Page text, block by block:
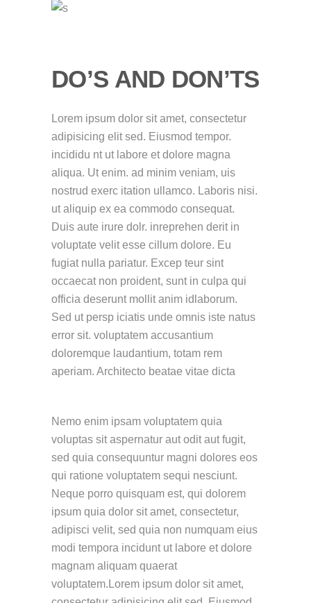
DO’S AND DON’TS
Lorem ipsum dolor sit amet, consectetur
adipisicing elit sed. Eiusmod tempor.
incididu nt ut labore et dolore magna
aliqua. Ut enim. ad minim veniam, uis
nostrud exerc itation ullamco. Laboris nisi.
ut aliquip ex ea commodo consequat.
Duis aute irure dolr. inreprehen derit in
voluptate velit esse cillum dolore. Eu
fugiat nulla pariatur. Excep teur sint
occaecat non proident, sunt in culpa qui
officia deserunt mollit anim idlaborum.
Sed ut persp iciatis unde omnis iste natus
error sit. voluptatem accusantium
doloremque laudantium, totam rem
aperiam. Architecto beatae vitae dicta
Nemo enim ipsam voluptatem quia
voluptas sit aspernatur aut odit aut fugit,
sed quia consequuntur magni dolores eos
qui ratione voluptatem sequi nesciunt.
Neque porro quisquam est, qui dolorem
ipsum quia dolor sit amet, consectetur,
adipisci velit, sed quia non numquam eius
modi tempora incidunt ut labore et dolore
magnam aliquam quaerat
voluptatem.Lorem ipsum dolor sit amet,